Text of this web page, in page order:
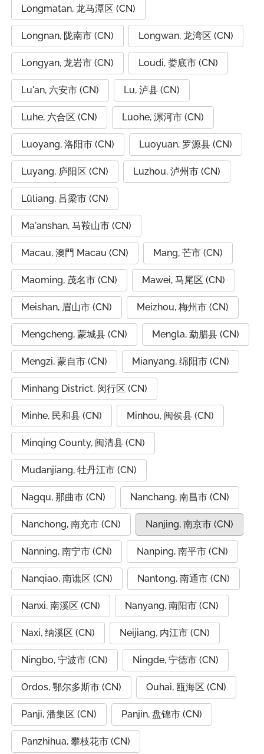
Longmatan, 龙马潭区 (CN)
Longnan, 陇南市 (CN) Longwan, 龙湾区 (CN)
Longyan, 龙岩市 (CN) Loudi, 娄底市 (CN)
Lu'an, 六安市 (CN) Lu, 泸县 (CN)
Luhe, 六合区 (CN) Luohe, 漯河市 (CN)
Luoyang, 洛阳市 (CN) Luoyuan, 罗源县 (CN)
Luyang, 庐阳区 (CN) Luzhou, 泸州市 (CN)
Lüliang, 吕梁市 (CN)
Ma'anshan, 马鞍山市 (CN)
Macau, 澳門 Macau (CN) Mang, 芒市 (CN)
Maoming, 茂名市 (CN) Mawei, 马尾区 (CN)
Meishan, 眉山市 (CN) Meizhou, 梅州市 (CN)
Mengcheng, 蒙城县 (CN) Mengla, 勐腊县 (CN)
Mengzi, 蒙自市 (CN) Mianyang, 绵阳市 (CN)
Minhang District, 闵行区 (CN)
Minhe, 民和县 (CN) Minhou, 闽侯县 (CN)
Minqing County, 闽清县 (CN)
Mudanjiang, 牡丹江市 (CN)
Nagqu, 那曲市 (CN) Nanchang, 南昌市 (CN)
Nanchong, 南充市 (CN) Nanjing, 南京市 (CN)
Nanning, 南宁市 (CN) Nanping, 南平市 (CN)
Nanqiao, 南谯区 (CN) Nantong, 南通市 (CN)
Nanxi, 南溪区 (CN) Nanyang, 南阳市 (CN)
Naxi, 纳溪区 (CN) Neijiang, 内江市 (CN)
Ningbo, 宁波市 (CN) Ningde, 宁德市 (CN)
Ordos, 鄂尔多斯市 (CN) Ouhai, 瓯海区 (CN)
Panji, 潘集区 (CN) Panjin, 盘锦市 (CN)
Panzhihua, 攀枝花市 (CN)